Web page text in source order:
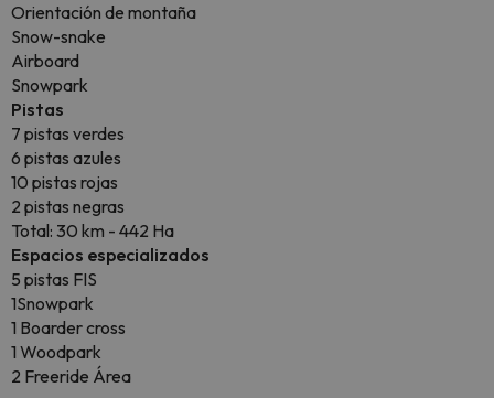
Orientación de montaña
Snow-snake
Airboard
Snowpark
Pistas
7 pistas verdes
6 pistas azules
10 pistas rojas
2 pistas negras
Total: 30 km - 442 Ha
Espacios especializados
5 pistas FIS
1Snowpark
1 Boarder cross
1 Woodpark
2 Freeride Área